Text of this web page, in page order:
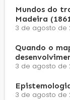
Mundos do
Madeira
3 de agosto de
Quando o
3 de agosto de
3 de agosto de